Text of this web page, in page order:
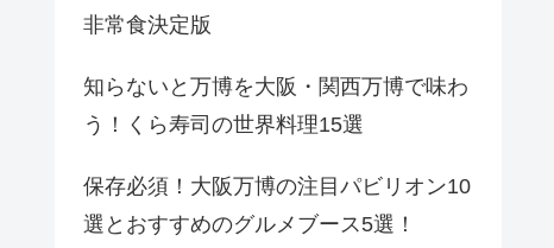
非常食決定版
知らないと万博を大阪・関西万博で味わ
う！くら寿司の世界料理15選
保存必須！大阪万博の注目パビリオン10
選とおすすめのグルメブース5選！